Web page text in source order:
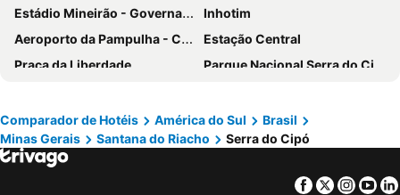
Estádio Mineirão - Governador Magalhães Pinto
Inhotim
Aeroporto da Pampulha - Carlos Drummond de Andrade
Estação Central
Praça da Liberdade
Parque Nacional Serra do Cipó
Minas Centro
Centro de Cultura Belo Horizonte
Nossa Senhora de Lourdes
Jardim Zoológico
Ipatingão
Comparador de Hotéis América do Sul
Brasil
Minas Gerais
Santana do Riacho Serra do Cipó
Facebook
Twitter